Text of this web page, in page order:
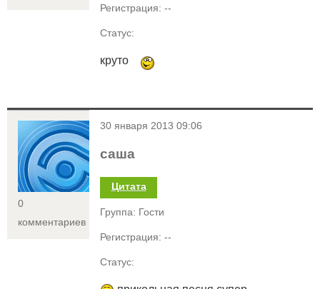
Регистрация: --
Статус:
круто
<
0
комментариев
30 января 2013 09:06
саша
Цитата
Группа: Гости
Регистрация: --
Статус: